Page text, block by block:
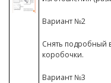
Вариант №2
Снять подробный
коробочки.
Вариант №3